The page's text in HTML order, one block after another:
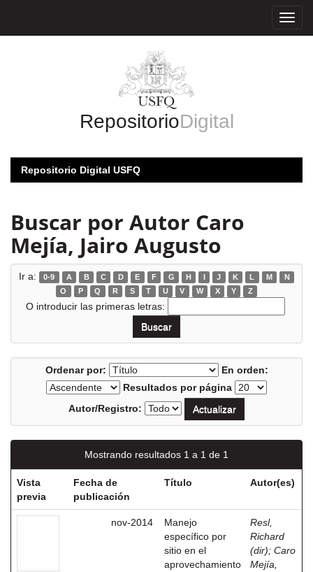
RepositorioDigital
Repositorio Digital USFQ
Buscar por Autor Caro
Mejía, Jairo Augusto
Ir a: 0-9 A B C D E F G H I J K L M
N
O
P Q R S T U V W X Y Z
O introducir las primeras letras:
Ordenar por:
En orden:
Resultados por página
Autor/Registro:
Mostrando resultados 1 a 1 de 1
Vista
previa
Fecha de
publicación
Título Autor(es)
nov-2014
Manejo
específico por
sitio en el
aprovechamiento
Resl,
Richard
(dir); Caro
Mejía,